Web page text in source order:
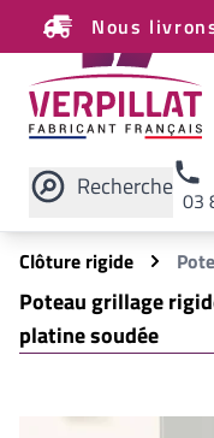
Nous
Recherche 03
Rechercher sur le
Clôture rigide
Poteau grillage
platine soudée